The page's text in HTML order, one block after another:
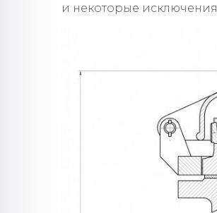
и некоторые исключения.